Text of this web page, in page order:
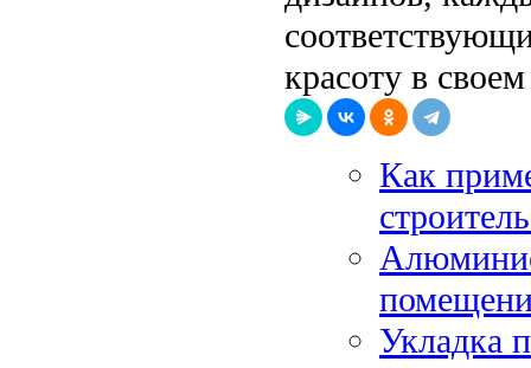
красоту в
Как
Укладка